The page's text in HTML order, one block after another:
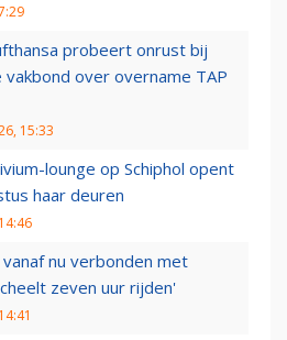
probeert onrust bij
over overname TAP
15:33
lounge op Schiphol opent
haar deuren
nu verbonden met
zeven uur rijden'